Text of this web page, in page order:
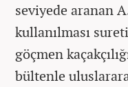
seviyede aranan
kullanılması
göçmen
bültenle